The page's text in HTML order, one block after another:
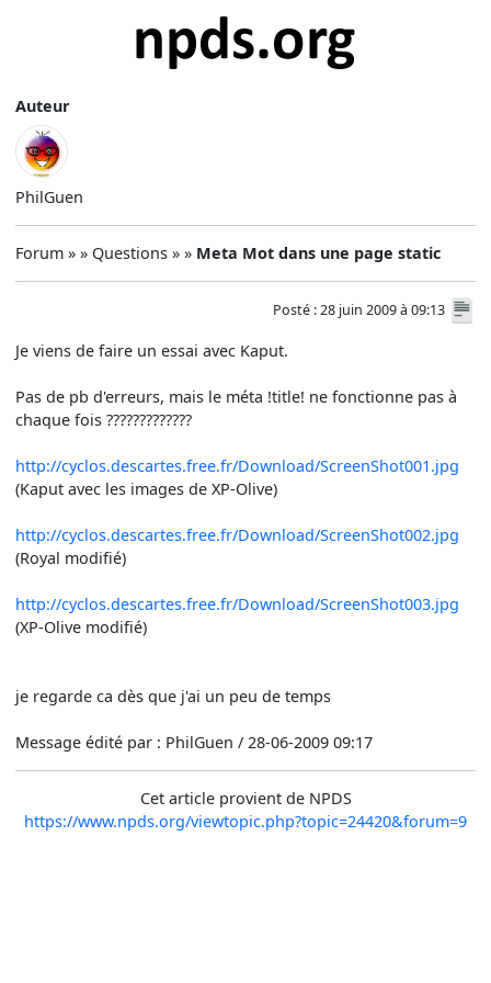
Auteur
PhilGuen
Forum » » Questions » » Meta Mot dans une page static
Posté : 28 juin 2009 à 09:13
Je viens de faire un essai avec Kaput.
Pas de pb d'erreurs, mais le méta !title! ne fonctionne pas à
chaque fois ?????????????
http://cyclos.descartes.free.fr/Download/ScreenShot001.jpg
(Kaput avec les images de XP-Olive)
http://cyclos.descartes.free.fr/Download/ScreenShot002.jpg
(Royal modifié)
http://cyclos.descartes.free.fr/Download/ScreenShot003.jpg
(XP-Olive modifié)
je regarde ca dès que j'ai un peu de temps
Message édité par : PhilGuen / 28-06-2009 09:17
Cet article provient de NPDS
https://www.npds.org/viewtopic.php?topic=24420&forum=9